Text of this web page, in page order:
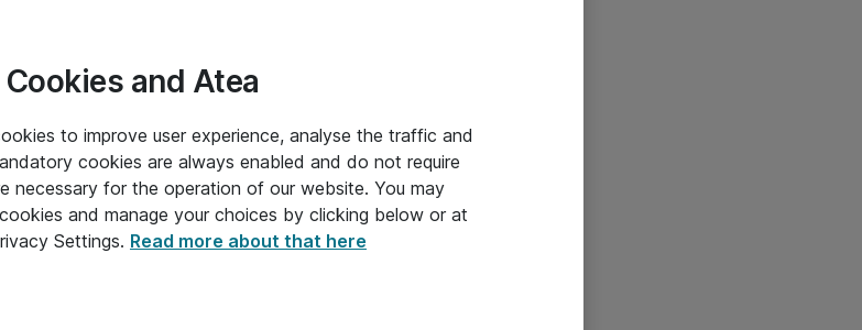
Cookies and Atea
to improve user experience, analyse the traffic and
cookies are always enabled and do not require
necessary for the operation of our website. You may
and manage your choices by clicking below or at
Settings. Read more about that here